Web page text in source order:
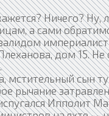
Ничего? Ну,
а сами
дом 15. Не
сын
рычание
Ипполит